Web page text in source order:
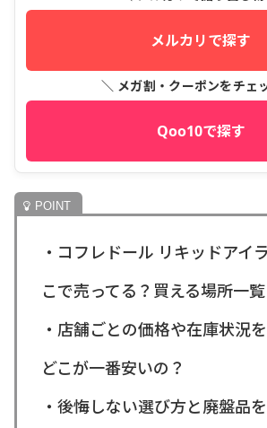
メルカリで探す
＼ メガ割・クーポンをチェ
Qoo10で探す
・コフレドール リキッドアイ
こで売ってる？買える場所一覧
・店舗ごとの価格や在庫状況
どこが一番安いの？
・後悔しない選び方と廃盤品